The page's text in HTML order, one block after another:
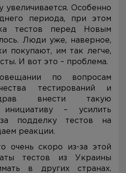
увеличивается. Особенно
периода, при этом
тестов перед Новым
Люди уже, наверное,
покупают, им так легче,
И вот это – проблема.
по вопросам
тестирований и
внести такую
инициативу – усилить
за подделку тестов на
реакции.
очень скоро из-за этой
тестов из Украины
в других странах.